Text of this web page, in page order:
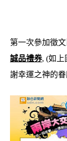
第一次參加徵
誠品禮券, (如上
謝幸運之神的